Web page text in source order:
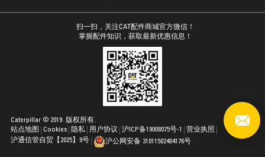
扫一扫，关注CAT配件商城官方微信！
掌握配件知识，获取最新优惠信息！
站点地图 Cookies 隐私 用户协议
Caterpillar © 2019. 版权所有.
沪ICP备19008075号-1
营业执照
沪通信管自贸【2025】9号
沪公网安备 31011502404176号